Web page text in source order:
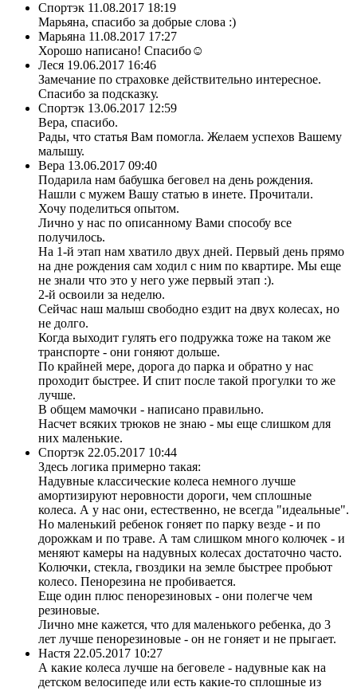
Спортэк 11.08.2017 18:19
Марьяна, спасибо за добрые слова :)
Марьяна 11.08.2017 17:27
Хорошо написано! Спасибо☺
Леся 19.06.2017 16:46
Замечание по страховке действительно интересное.
Спасибо за подсказку.
Спортэк 13.06.2017 12:59
Вера, спасибо.
Рады, что статья Вам помогла. Желаем успехов Вашему
малышу.
Вера 13.06.2017 09:40
Подарила нам бабушка беговел на день рождения.
Нашли с мужем Вашу статью в инете. Прочитали.
Хочу поделиться опытом.
Лично у нас по описанному Вами способу все
получилось.
На 1-й этап нам хватило двух дней. Первый день прямо
на дне рождения сам ходил с ним по квартире. Мы еще
не знали что это у него уже первый этап :).
2-й освоили за неделю.
Сейчас наш малыш свободно ездит на двух колесах, но
не долго.
Когда выходит гулять его подружка тоже на таком же
транспорте - они гоняют дольше.
По крайней мере, дорога до парка и обратно у нас
проходит быстрее. И спит после такой прогулки то же
лучше.
В общем мамочки - написано правильно.
Насчет всяких трюков не знаю - мы еще слишком для
них маленькие.
Спортэк 22.05.2017 10:44
Здесь логика примерно такая:
Надувные классические колеса немного лучше
амортизируют неровности дороги, чем сплошные
колеса. А у нас они, естественно, не всегда "идеальные".
Но маленький ребенок гоняет по парку везде - и по
дорожкам и по траве. А там слишком много колючек - и
меняют камеры на надувных колесах достаточно часто.
Колючки, стекла, гвоздики на земле быстрее пробьют
колесо. Пенорезина не пробивается.
Еще один плюс пенорезиновых - они полегче чем
резиновые.
Лично мне кажется, что для маленького ребенка, до 3
лет лучше пенорезиновые - он не гоняет и не прыгает.
Настя 22.05.2017 10:27
А какие колеса лучше на беговеле - надувные как на
детском велосипеде или есть какие-то сплошные из